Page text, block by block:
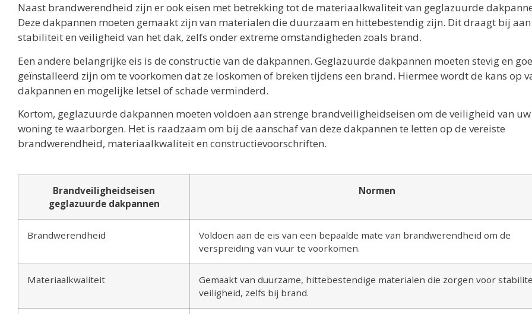
Naast brandwerendheid zijn er ook eisen met betrekking tot de materiaalkwaliteit van geglazuurde
Deze dakpannen moeten gemaakt zijn van materialen die duurzaam en hittebestendig zijn. Dit draagt bij
stabiliteit en veiligheid van het dak, zelfs onder extreme omstandigheden zoals brand.
Een andere belangrijke eis is de constructie van de dakpannen. Geglazuurde dakpannen moeten stevig en
geïnstalleerd zijn om te voorkomen dat ze loskomen of breken tijdens een brand. Hiermee wordt de kans op
dakpannen en mogelijke letsel of schade verminderd.
Kortom, geglazuurde dakpannen moeten voldoen aan strenge brandveiligheidseisen om de veiligheid van uw
woning te waarborgen. Het is raadzaam om bij de aanschaf van deze dakpannen te letten op de vereiste
brandwerendheid, materiaalkwaliteit en constructievoorschriften.
Brandveiligheidseisen
geglazuurde dakpannen
Normen
Brandwerendheid
Voldoen aan de eis van een bepaalde mate van brandwerendheid om de
verspreiding van vuur te voorkomen.
Materiaalkwaliteit
Gemaakt van duurzame, hittebestendige materialen die zorgen voor
veiligheid, zelfs bij brand.